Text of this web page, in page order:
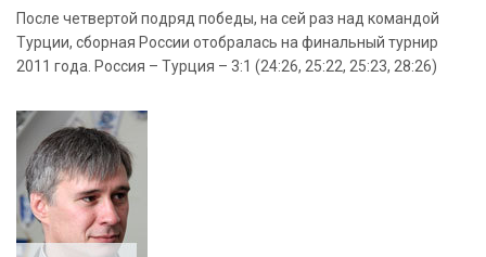
После четвертой подряд победы, на сей раз над командой
Турции, сборная России отобралась на финальный турнир
2011 года. Россия – Турция – 3:1 (24:26, 25:22, 25:23, 28:26)